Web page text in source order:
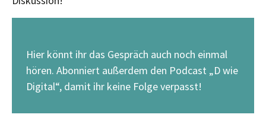
Hier könnt ihr das Gespräch auch noch einmal
hören. Abonniert außerdem den Podcast „D wie
Digital“, damit ihr keine Folge verpasst!